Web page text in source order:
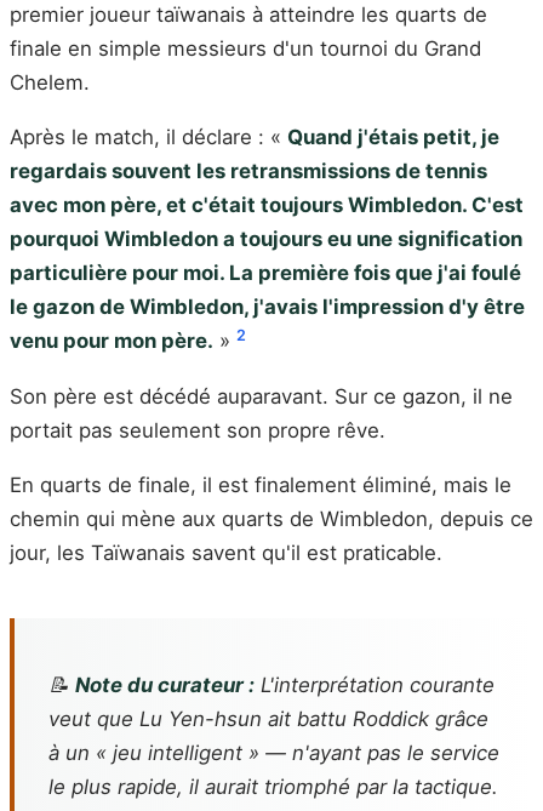
premier joueur taïwanais à atteindre les quarts de
finale en simple messieurs d'un tournoi du Grand
Chelem.
Après le match, il déclare : « Quand j'étais petit, je
regardais souvent les retransmissions de tennis
avec mon père, et c'était toujours Wimbledon. C'est
pourquoi Wimbledon a toujours eu une signification
particulière pour moi. La première fois que j'ai foulé
le gazon de Wimbledon, j'avais l'impression d'y être
venu pour mon père. » 2
Son père est décédé auparavant. Sur ce gazon, il ne
portait pas seulement son propre rêve.
En quarts de finale, il est finalement éliminé, mais le
chemin qui mène aux quarts de Wimbledon, depuis ce
jour, les Taïwanais savent qu'il est praticable.
📝 Note du curateur : L'interprétation courante
veut que Lu Yen-hsun ait battu Roddick grâce
à un « jeu intelligent » — n'ayant pas le service
le plus rapide, il aurait triomphé par la tactique.